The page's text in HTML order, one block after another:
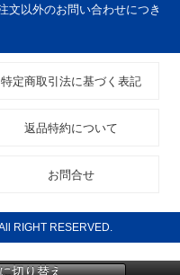
文以外のお問い合わせにつき
特定商取引法に基づく表記
返品特約について
お問合せ
RIGHT RESERVED.
切り替え